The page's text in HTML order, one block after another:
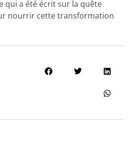
qui a été écrit sur la quête
nourrir cette transformation